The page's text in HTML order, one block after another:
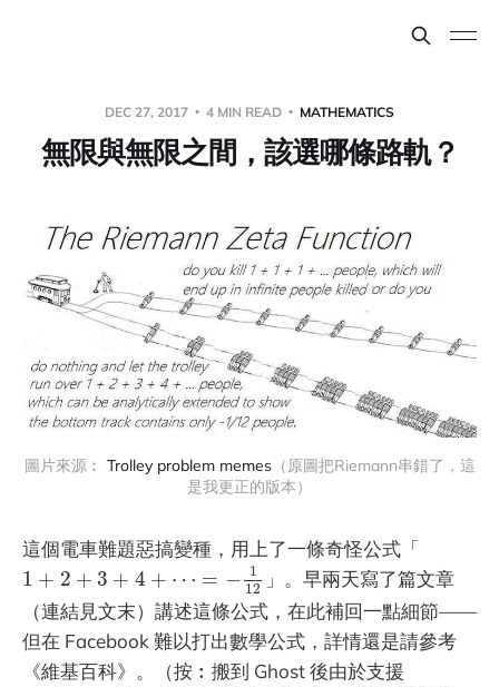
DEC 27, 2017 4 MIN READ MATHEMATICS
無限與無限之間，該選哪條路軌？
圖片來源︰ Trolley problem memes（原圖把Riemann串錯了，這
是我更正的版本）
這個電車難題惡搞變種，用上了一條奇怪公式「
1 + 2 + 3 + 4 + ⋯ = − 1
12
1+2+3 +4+⋯=−112
」。早兩天寫了篇文章
（連結見文末）講述這條公式，在此補回一點細節——
但在 Facebook 難以打出數學公式，詳情還是請參考
《維基百科》。（按︰搬到 Ghost 後由於支援